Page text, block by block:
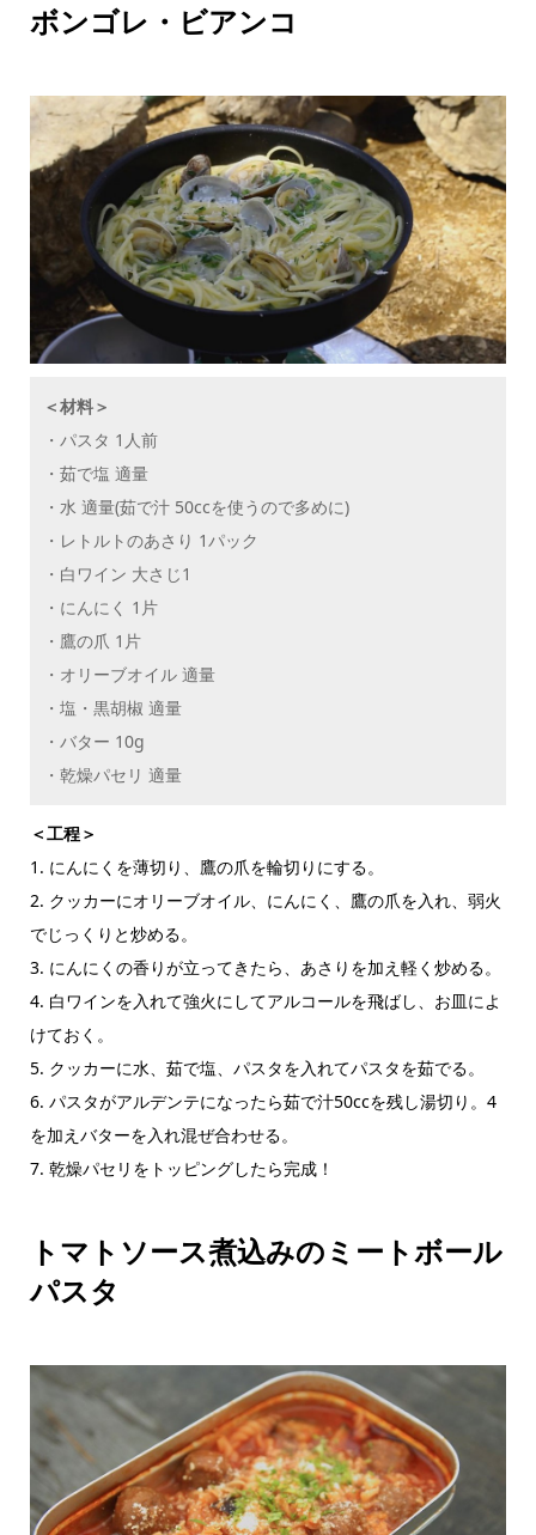
ボンゴレ・ビアンコ
＜材料＞
・パスタ 1人前
・茹で塩 適量
・水 適量(茹で汁 50ccを使うので多めに)
・レトルトのあさり 1パック
・白ワイン 大さじ1
・にんにく 1片
・鷹の爪 1片
・オリーブオイル 適量
・塩・黒胡椒 適量
・バター 10g
・乾燥パセリ 適量
＜工程＞
1. にんにくを薄切り、鷹の爪を輪切りにする。
2. クッカーにオリーブオイル、にんにく、鷹の爪を入れ、弱火
でじっくりと炒める。
3. にんにくの香りが立ってきたら、あさりを加え軽く炒める。
4. 白ワインを入れて強火にしてアルコールを飛ばし、お皿によ
けておく。
5. クッカーに水、茹で塩、パスタを入れてパスタを茹でる。
6. パスタがアルデンテになったら茹で汁50ccを残し湯切り。4
を加えバターを入れ混ぜ合わせる。
7. 乾燥パセリをトッピングしたら完成！
トマトソース煮込みのミートボール
パスタ